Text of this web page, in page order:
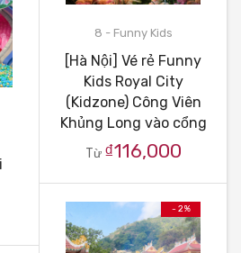
8 - Funny Kids
[Hà Nội] Vé rẻ Funny
Kids Royal City
(Kidzone) Công Viên
Khủng Long vào cổng
Từ ₫116,000
- 2%